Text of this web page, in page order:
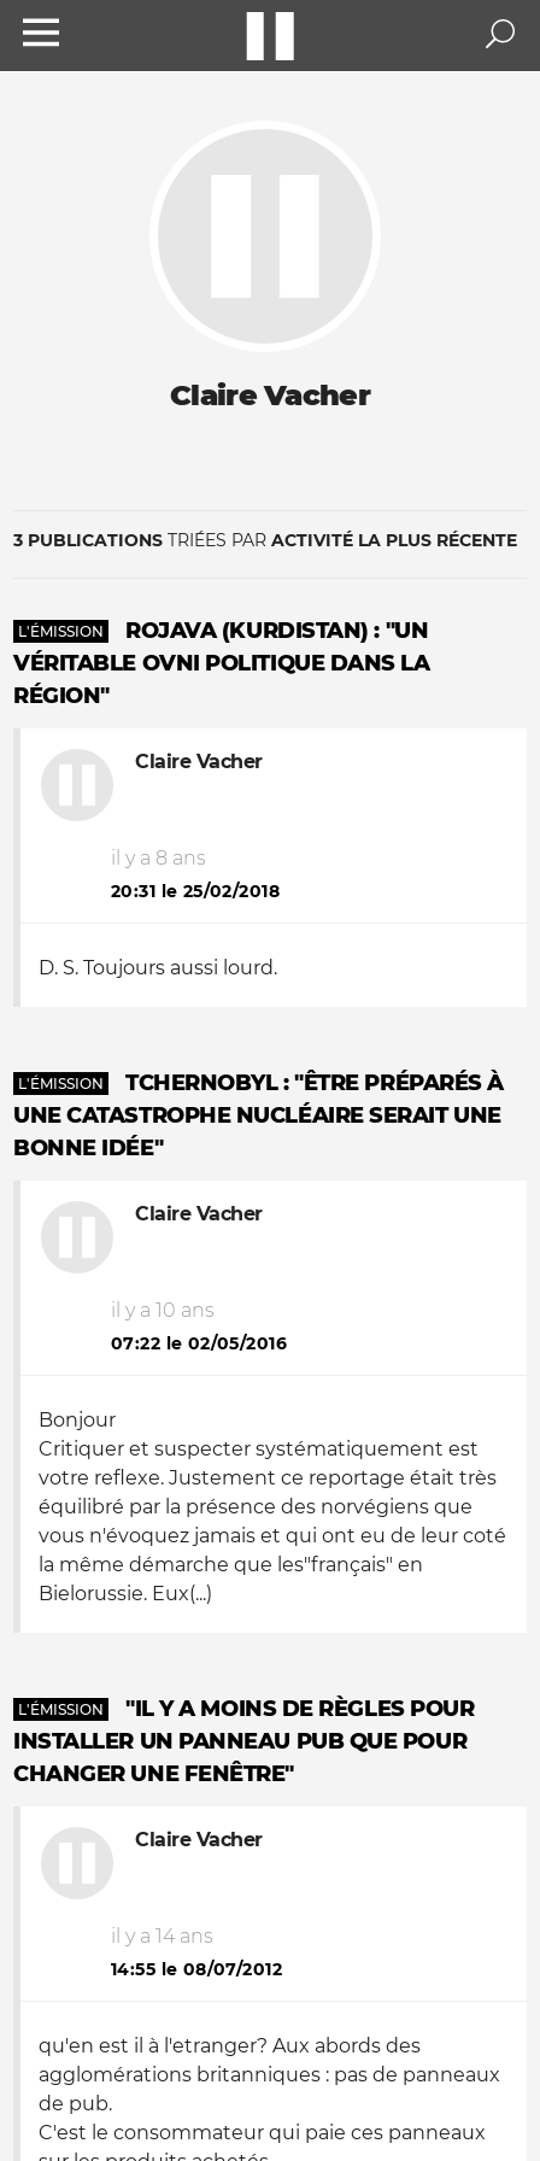
Claire Vacher
3 PUBLICATIONS TRIÉES PAR ACTIVITÉ LA PLUS RÉCENTE
L'ÉMISSION
ROJAVA (KURDISTAN) : "UN
VÉRITABLE OVNI POLITIQUE DANS LA
RÉGION"
Claire Vacher
il y a 8 ans
20:31 le 25/02/2018
D. S. Toujours aussi lourd.
L'ÉMISSION
TCHERNOBYL : "ÊTRE PRÉPARÉS À
UNE CATASTROPHE NUCLÉAIRE SERAIT UNE
BONNE IDÉE"
Claire Vacher
il y a 10 ans
07:22 le 02/05/2016
Bonjour
Critiquer et suspecter systématiquement est
votre reflexe. Justement ce reportage était très
équilibré par la présence des norvégiens que
vous n'évoquez jamais et qui ont eu de leur coté
la même démarche que les"français" en
Bielorussie. Eux(...)
L'ÉMISSION
"IL Y A MOINS DE RÈGLES POUR
INSTALLER UN PANNEAU PUB QUE POUR
CHANGER UNE FENÊTRE"
Claire Vacher
il y a 14 ans
14:55 le 08/07/2012
qu'en est il à l'etranger? Aux abords des
agglomérations britanniques : pas de panneaux
de pub.
C'est le consommateur qui paie ces panneaux